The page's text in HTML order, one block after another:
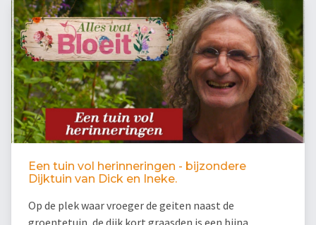
Een tuin vol herinneringen - bijzondere
Dijktuin van Dick en Ineke.
Op de plek waar vroeger de geiten naast de